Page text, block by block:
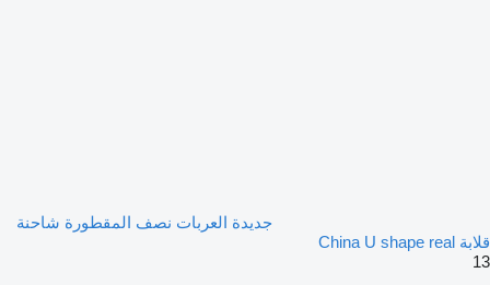
جديدة العربات نصف المقطورة شاحنة
قلابة China U shape real
13